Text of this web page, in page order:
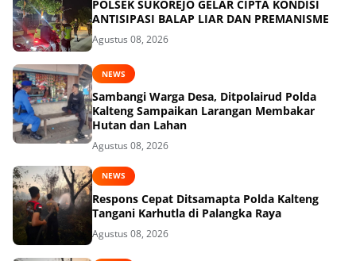
POLSEK SUKOREJO GELAR CIPTA KONDISI
ANTISIPASI BALAP LIAR DAN PREMANISME
Agustus 08, 2026
NEWS
Sambangi Warga Desa, Ditpolairud Polda
Kalteng Sampaikan Larangan Membakar
Hutan dan Lahan
Agustus 08, 2026
NEWS
Respons Cepat Ditsamapta Polda Kalteng
Tangani Karhutla di Palangka Raya
Agustus 08, 2026